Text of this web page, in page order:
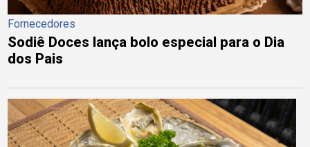
Fornecedores
Sodiê Doces lança bolo especial para o Dia
dos Pais